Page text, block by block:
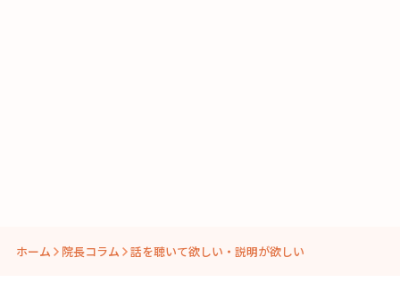
ホーム 院長コラム 話を聴いて欲しい・説明が欲しい